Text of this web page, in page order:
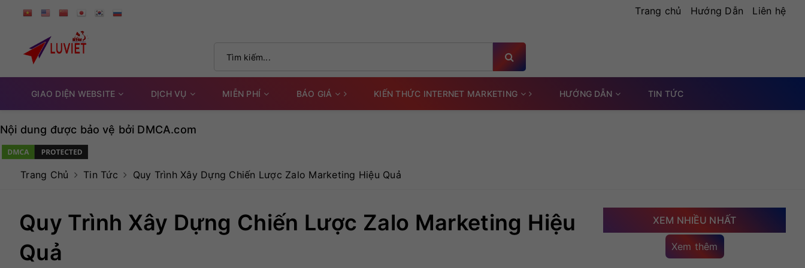
Trang chủ Hướng Dẫn Liên hệ
GIAO DIỆN WEBSITE DỊCH VỤ MIỄN PHÍ BÁO GIÁ KIẾN THỨC INTERNET MARKETING HƯỚNG DẪN TIN TỨC
Nội dung được bảo vệ bởi DMCA.com
Trang Chủ Tin Tức Quy Trình Xây Dựng Chiến Lược Zalo Marketing Hiệu Quả
Quy Trình Xây Dựng Chiến Lược Zalo Marketing Hiệu
Quả
XEM NHIỀU NHẤT
Xem thêm